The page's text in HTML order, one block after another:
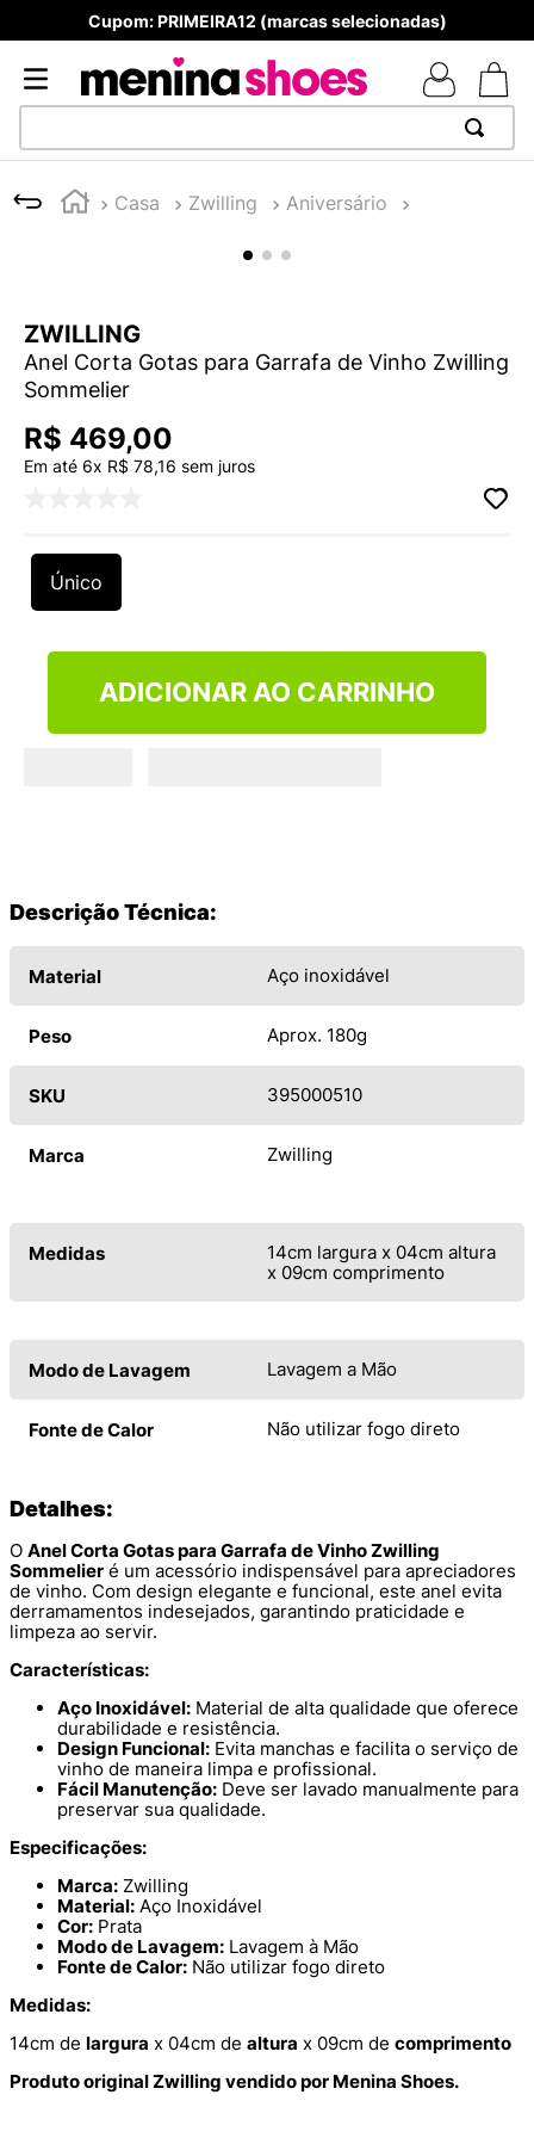
Produtos Originais
Zwilling Sommelier
ZWILLING
Anel Corta Gotas para Garrafa de Vinho Zwilling
Sommelier
R$ 469,00
Em até 6x R$ 78,16 sem juros
Único
ADICIONAR AO CARRINHO
Descrição Técnica:
Material Aço inoxidável
Peso Aprox. 180g
SKU 395000510
Marca Zwilling
Medidas
14cm largura x 04cm altura
x 09cm comprimento
Modo de Lavagem Lavagem a Mão
Fonte de Calor Não utilizar fogo direto
Detalhes:
O Anel Corta Gotas para Garrafa de Vinho Zwilling
Sommelier é um acessório indispensável para apreciadores
de vinho. Com design elegante e funcional, este anel evita
derramamentos indesejados, garantindo praticidade e
limpeza ao servir.
Características:
Aço Inoxidável: Material de alta qualidade que oferece
durabilidade e resistência.
Design Funcional: Evita manchas e facilita o serviço de
vinho de maneira limpa e profissional.
Fácil Manutenção: Deve ser lavado manualmente para
preservar sua qualidade.
Especificações:
Marca: Zwilling
Material: Aço Inoxidável
Cor: Prata
Modo de Lavagem: Lavagem à Mão
Fonte de Calor: Não utilizar fogo direto
Medidas:
14cm de largura x 04cm de altura x 09cm de comprimento
Produto original Zwilling vendido por Menina Shoes.
1
TÊNIS NEWS BALANCE 530
4º
NEW 9060
ADIDAS
º
7 º
MELISSA SLIDE
10º VEJA COUNTRY